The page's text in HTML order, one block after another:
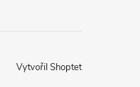
Vytvořil Shoptet